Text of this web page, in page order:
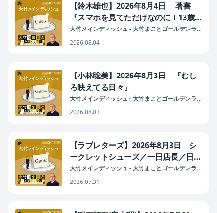
【鈴木雄也】2026年8月4日 著書
『スマホを見てただけなのに！13歳
から知っておきたい情報社会のかしこ
い生き抜き方』KADOKAWAから好評
大竹メインディッシュ - 大竹まことゴールデンラ
2026.08.04
【小林聡美】2026年8月3日 『むし
ろ映えてる日々』
大竹メインディッシュ - 大竹まことゴールデンラ
2026.08.03
【ラブレターズ】2026年8月3日 シ
ークレットシューズ／一日店長／日芸
賞／ネタ
大竹メインディッシュ - 大竹まことゴールデンラ
2026.07.31